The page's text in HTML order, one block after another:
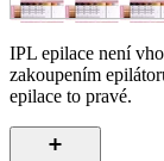
IPL epilace není
zakoupením
epilace to pravé.